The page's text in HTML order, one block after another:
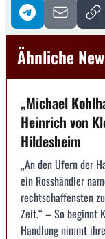
Ähnliche
„Michael
Heinrich von
Hildesheim
„An den Ufern der
ein Rosshändler
rechtschaffensten
Zeit.“ – So beginnt
Handlung nimmt